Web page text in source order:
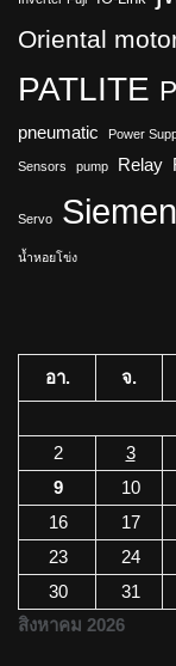
Oriental
PATLITE
pneumatic Power
Sensors pump Relay
Servo
น้ำหอยโข่ง
สิงหาคม 2026
อา. จ.
2
3
9
10
16
17
23
24
30
31